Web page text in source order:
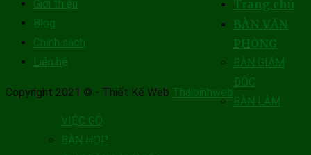
Giới thiệu
Blog
Chính sách
Liên hệ
Copyright 2021 © - Thiết Kế Web Thaibinhweb
Trang chủ
BÀN VĂN
PHÒNG
BÀN GIÁM
ĐỐC
BÀN LÀM
VIỆC GỖ
BÀN HỌP